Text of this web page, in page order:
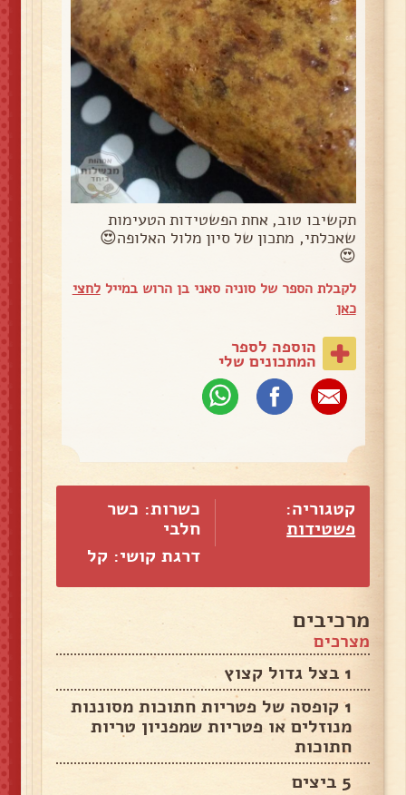
תקשיבו טוב, אחת הפשטידות הטעימות
שאכלתי, מתכון של סיון מלול האלופה😍
😍
לקבלת הספר של סוניה סאני בן הרוש במייללחצי
כאן
הוספה לספר
המתכונים שלי
קטגוריה:
פשטידות
כשרות: כשר
חלבי
דרגת קושי: קל
מרכיבים
מצרכים
1 בצל גדול קצוץ
1 קופסה של פטריות חתוכות מסוננות
מנוזלים או פטריות שמפניון טריות
חתוכות
5 ביצים